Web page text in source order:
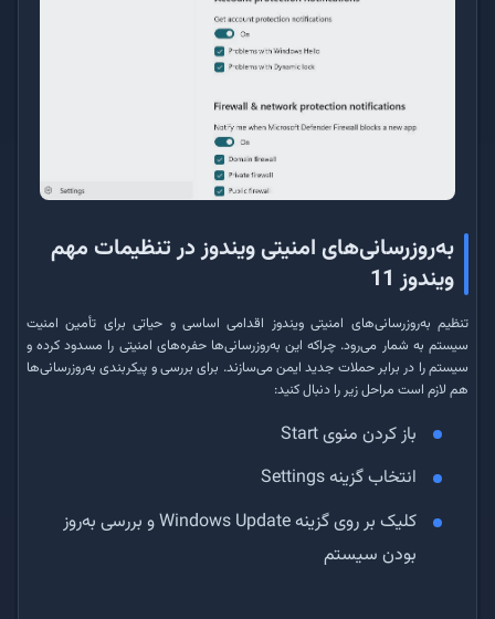
به‌روزرسانی‌های امنیتی ویندوز در تنظیمات مهم
ویندوز 11
تنظیم به‌روزرسانی‌های امنیتی ویندوز اقدامی اساسی و حیاتی برای تأمین امنیت
سیستم به شمار می‌رود. چراکه این به‌روزرسانی‌ها حفره‌های امنیتی را مسدود کرده و
سیستم را در برابر حملات جدید ایمن می‌سازند. برای بررسی و پیکربندی به‌روزرسانی‌ها
هم لازم است مراحل زیر را دنبال کنید:
باز کردن منوی Start
انتخاب گزینه Settings
کلیک بر روی گزینه Windows Update و بررسی به‌روز
بودن سیستم